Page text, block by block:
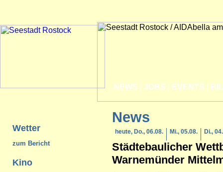
NEWS JOBS EVENTS
Wetter
zum Bericht
Kino
News
heute, Do., 06.08. Mi., 05.08. Di.,
Städtebaulicher
Warnemünder